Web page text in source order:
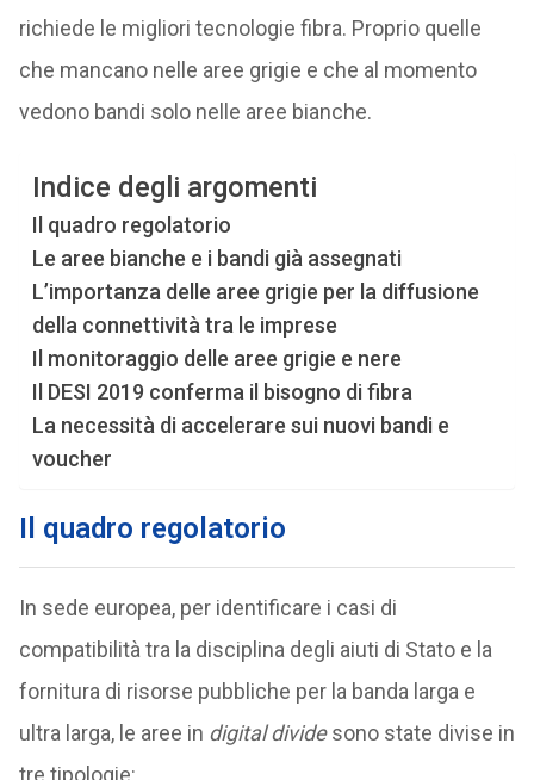
richiede le migliori tecnologie fibra. Proprio quelle
che mancano nelle aree grigie e che al momento
vedono bandi solo nelle aree bianche.
Indice degli argomenti
Il quadro regolatorio
Le aree bianche e i bandi già assegnati
L’importanza delle aree grigie per la diffusione
della connettività tra le imprese
Il monitoraggio delle aree grigie e nere
Il DESI 2019 conferma il bisogno di fibra
La necessità di accelerare sui nuovi bandi e
voucher
Il quadro regolatorio
In sede europea, per identificare i casi di
compatibilità tra la disciplina degli aiuti di Stato e la
fornitura di risorse pubbliche per la banda larga e
ultra larga, le aree in digital dividesono state divise in
tre tipologie: